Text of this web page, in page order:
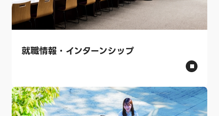
就職情報・インターンシップ